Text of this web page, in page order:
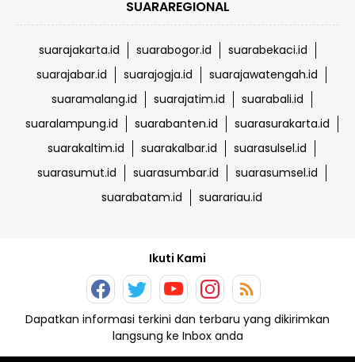
SUARAREGIONAL
suarajakarta.id suarabogor.id
suarabekaci.id
suarajabar.id
suarajogja.id
suarajawatengah.id
suaramalang.id
suarajatim.id
suarabali.id
suaralampung.id
suarabanten.id
suarasurakarta.id
suarakaltim.id
suarakalbar.id
suarasulsel.id
suarasumut.id
suarasumbar.id
suarasumsel.id
suarabatam.id
suarariau.id
Ikuti Kami
Dapatkan informasi terkini dan terbaru yang dikirimkan
langsung ke Inbox anda